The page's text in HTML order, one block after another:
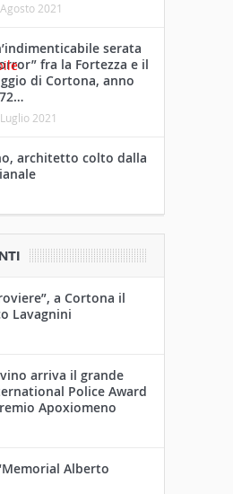
2021
serata
fra la Fortezza e il
di Cortona, anno
2021
architetto colto dalla
a Cortona il
Lavagnini
arriva il grande
Police Award
Apoxiomeno
Alberto